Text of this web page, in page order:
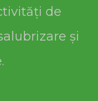
de
și